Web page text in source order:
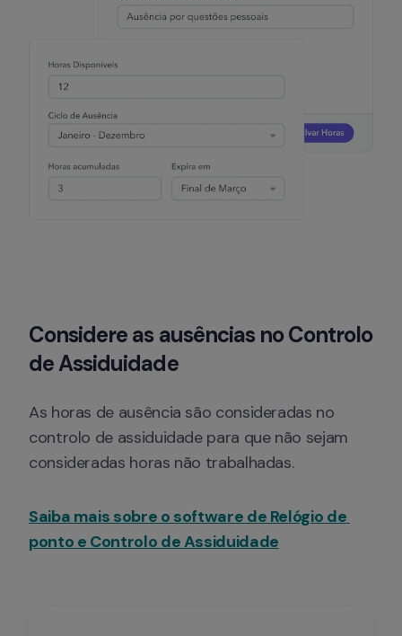
Considere as ausências no Controlo
de Assiduidade
As horas de ausência são consideradas no
controlo de assiduidade para que não sejam
consideradas horas não trabalhadas.
Saiba mais sobre o software de Relógio de
ponto e Controlo de Assiduidade